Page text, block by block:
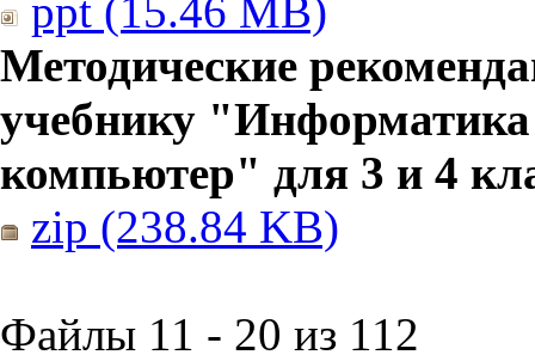
ppt (15.46 MB)
Методические
учебнику
компьютер" для 3 и 4
zip (238.84 KB)
Файлы 11 - 20 из 112